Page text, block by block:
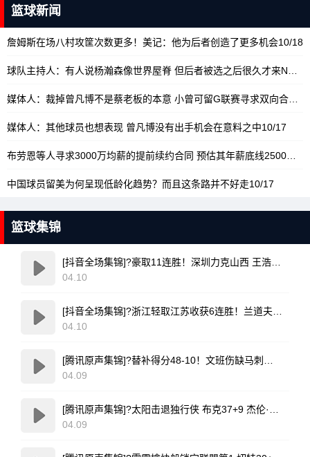
篮球新闻
詹姆斯在场八村攻筐次数更多！美记：他为后者创造了更多机会10/18
媒体人：其他球员也想表现 曾凡博没有出手机会在意料之中10/17
中国球员留美为何呈现低龄化趋势？而且这条路并不好走10/17
篮球集锦
04.10
04.10
04.09
04.09